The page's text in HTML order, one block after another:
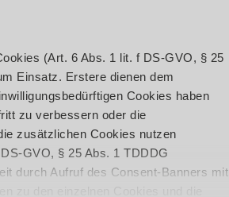
(Art. 6 Abs. 1 lit. f DS-GVO, § 25
Einsatz. Erstere dienen dem
Cookies haben
zu verbessern oder die
zusätzlichen Cookies nutzen
GVO, § 25 Abs. 1 TDDDG
durch Aufruf des Consent-Banners mit